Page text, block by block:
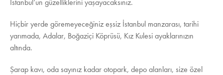
Hiçbir yerde göremeyeceğiniz eşsiz İstanbul manzarası, tarihi
yarımada, Adalar, Boğaziçi Köprüsü, Kız Kulesi ayaklarınızın
altında.
Şarap kavı, oda sayınız kadar otopark, depo alanları, size özel